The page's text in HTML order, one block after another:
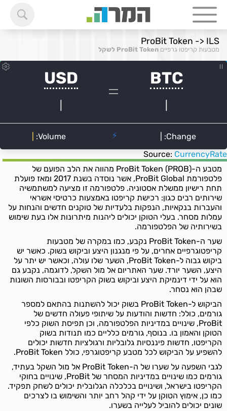
ProBit Token -> ILS
מטבעות קריפטו גרפיים ProBit Token לשקל
Source: CurrencyRate
מטבע ה-ProBit Token (PROB) מהווה את הלב הפועם של
פלטפורמת ProBit Global, אשר נוסדה בשנת 2017 ומאז פועלת
תחת רישיון ממשלת אסטוניה. פלטפורמה זו מציעה למשתמשיה
שירותים רבים כגון: רכישת קריפטו באמצעות כרטיסי אשראי
והעברות בנקאיות, הנפקות בלעדיות של טוקנים חדשים והנחות על
עמלות מסחר. בעלי הטוקן יכולים ליהנות מיתרונות אלו בעת שימוש
בשירותיה של הפלטפורמה.
שער ה-ProBit Token נקבע, כמו במקרה של מטבעות
קריפטוגרפיים אחרים, על פי מנגנון היצע וביקוש בשוק. כאשר יש
ביקוש גבוה ל-ProBit Token, השער שלו עולה, וכאשר יש יתר על
היצע, השער יורד. שער האתריום אל מול השקל, לדוגמה, נקבע גם
הוא על ידי דינמיקת היצע וביקוש בשוק הקריפטו ובבורסות השונות
שבהן הוא נסחר.
הביקוש ל-ProBit Token בשוק יכול להשתנות בהתאם למספר
גורמים, כולל: חדשות והודעות על שיתופי פעולה חדשים של
ProBit, שינויים במדיניות הפלטפורמה, וכן תפיסת השוק כלפי
הטוקן והאמון בו. בנוסף, גורמים כלליים כמו תנודות בשוק
הקריפטו, חדשות פיננסיות גלובליות ורגולציות חדשות יכולים
להשפיע על הביקוש לכל מטבע קריפטוגרפי, כולל ProBit Token.
לגבי השפעה על שערו של ה-ProBit Token אל מול השקל בעתיד,
גורמים כמו שינויים במדיניות המסחר של ProBit, שינויים בחוקי
הקריפטו בישראל, ושינויים בכלכלה הגלובלית יכולים לשחק תפקיד.
כמו כן, אימוץ הטוקן על ידי קהל רחב יותר והשימוש בו לצרכים
שונים יכולים להוביל לעלייה בשערו.